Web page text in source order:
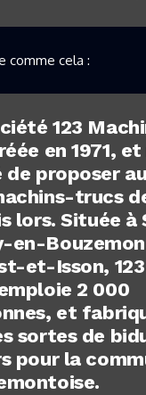
comme cela :
123
en 1971, et
de proposer
trucs
lors. Située à
en-
et-Isson,
2 000
et
sortes de
pour la